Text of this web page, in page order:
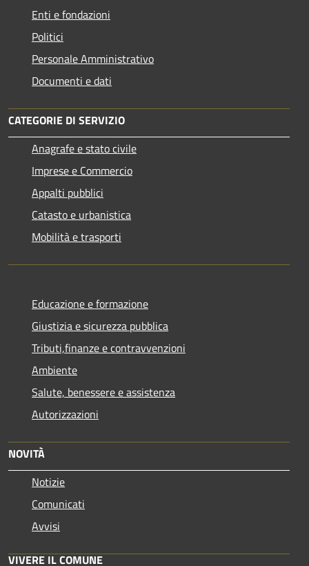
Enti e fondazioni
Politici
Personale Amministrativo
Documenti e dati
CATEGORIE DI SERVIZIO
Anagrafe e stato civile
Imprese e Commercio
Appalti pubblici
Catasto e urbanistica
Mobilità e trasporti
Educazione e formazione
Giustizia e sicurezza pubblica
Tributi,finanze e contravvenzioni
Ambiente
Salute, benessere e assistenza
Autorizzazioni
NOVITÀ
Notizie
Comunicati
Avvisi
VIVERE IL COMUNE